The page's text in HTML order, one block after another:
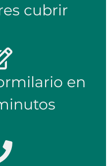
cubrir
en